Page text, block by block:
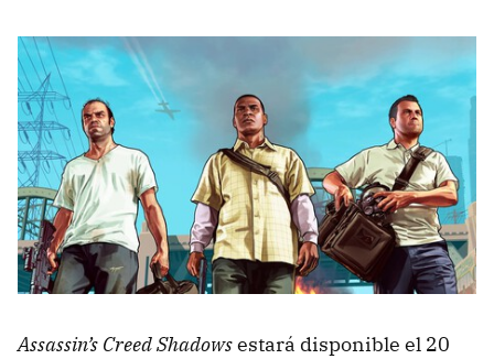
Assassin’s Creed Shadowsestará disponible el 20